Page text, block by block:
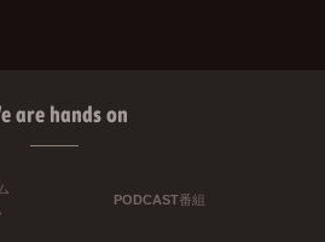
are hands on
PODCAST番組